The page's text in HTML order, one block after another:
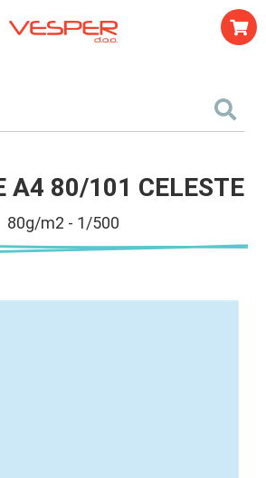
A4 80/101 CELESTE
80g/m2 - 1/500